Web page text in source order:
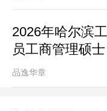
2026年哈尔滨
员工商管理硕
品逸华章